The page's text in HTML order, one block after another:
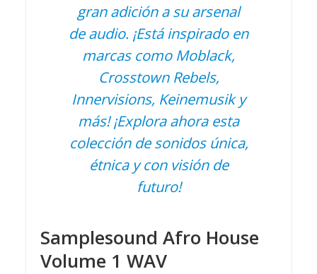
gran adición a su arsenal
de audio. ¡Está inspirado en
marcas como Moblack,
Crosstown Rebels,
Innervisions, Keinemusik y
más! ¡Explora ahora esta
colección de sonidos única,
étnica y con visión de
futuro!
Samplesound Afro House
Volume 1 WAV